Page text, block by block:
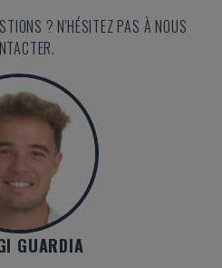
? N'HÉSITEZ PAS À NOUS
GUARDIA